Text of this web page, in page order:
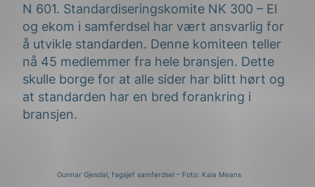
N 601. Standardiseringskomite NK 300 – El
og ekom i samferdsel har vært ansvarlig for
å utvikle standarden. Denne komiteen teller
nå 45 medlemmer fra hele bransjen. Dette
skulle borge for at alle sider har blitt hørt og
at standarden har en bred forankring i
bransjen.
Gunnar Gjesdal, fagsjef samferdsel – Foto: Kaia Means